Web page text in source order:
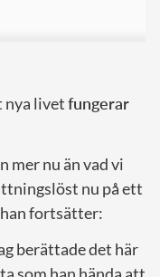
nya livetfungerar
mer nu än vad vi
nu på ett
fortsätter:
berättade det här
som han hända att